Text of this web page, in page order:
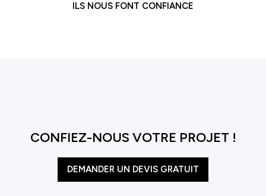
ILS NOUS FONT CONFIANCE
CONFIEZ-NOUS VOTRE PROJET !
DEMANDER UN DEVIS GRATUIT